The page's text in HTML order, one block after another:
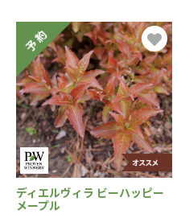
ディエルヴィラ ビーハッピー
メープル